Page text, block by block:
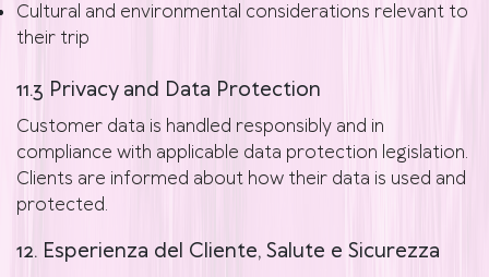
Cultural and environmental considerations relevant to
their trip
11.3 Privacy and Data Protection
Customer data is handled responsibly and in
compliance with applicable data protection legislation.
Clients are informed about how their data is used and
protected.
12. Esperienza del Cliente, Salute e Sicurezza